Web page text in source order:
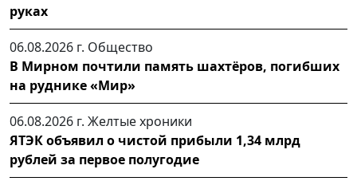
руках
06.08.2026 г. Общество
В Мирном почтили память шахтёров, погибших
на руднике «Мир»
06.08.2026 г. Желтые хроники
ЯТЭК объявил о чистой прибыли 1,34 млрд
рублей за первое полугодие